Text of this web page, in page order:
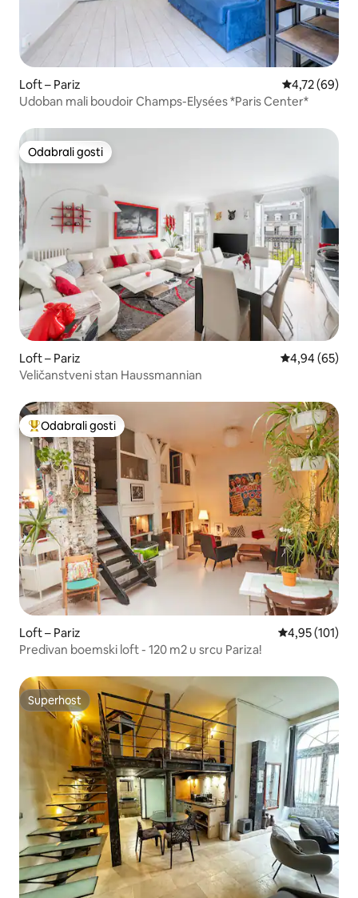
Loft – Pariz Prosječna
4,72 (69)
Udoban mali boudoir Champs-Elysées *Paris Center*
Odabrali gosti
Odabrali gosti
Loft – Pariz Prosječna
4,94 (65)
Veličanstveni stan Haussmannian
Među najviše rangiranima s oznakom „Odabrali gosti”
Odabrali gosti
Loft – Pariz Prosječna
4,95 (101)
Predivan boemski loft - 120 m2 u srcu Pariza!
Superhost
Superhost